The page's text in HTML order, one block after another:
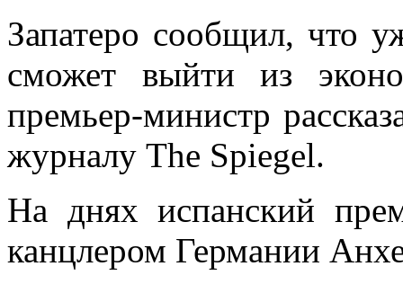
Запатеро сообщил, что
сможет выйти из
премьер-министр
журналу The Spiegel.
На днях испанский
канцлером Германии